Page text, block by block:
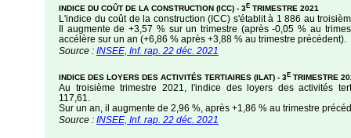
INDICE DU COÛT DE LA CONSTRUCTION (ICC) - 3E TRIMESTRE 2021
L'indice du coût de la construction (ICC) s'établit à 1 886 au
Il augmente de +3,57 % sur un trimestre (après -0,05 % au
accélère sur un an (+6,86 % après +3,88 % au trimestre précédent).
Source : INSEE, Inf. rap. 22 déc. 2021
INDICE DES LOYERS DES ACTIVITÉS TERTIAIRES (ILAT) - 3E TRIMESTRE
Au troisième trimestre 2021, l'indice des loyers des activités
117,61.
Sur un an, il augmente de 2,96 %, après +1,86 % au trimestre
Source : INSEE, Inf. rap. 22 déc. 2021